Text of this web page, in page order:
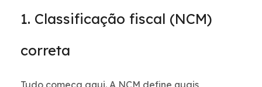
1. Classificação fiscal (NCM)
correta